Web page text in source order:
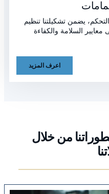
يضمن تشكيلتنا تنظيم
اعرف المزيد
من خلال